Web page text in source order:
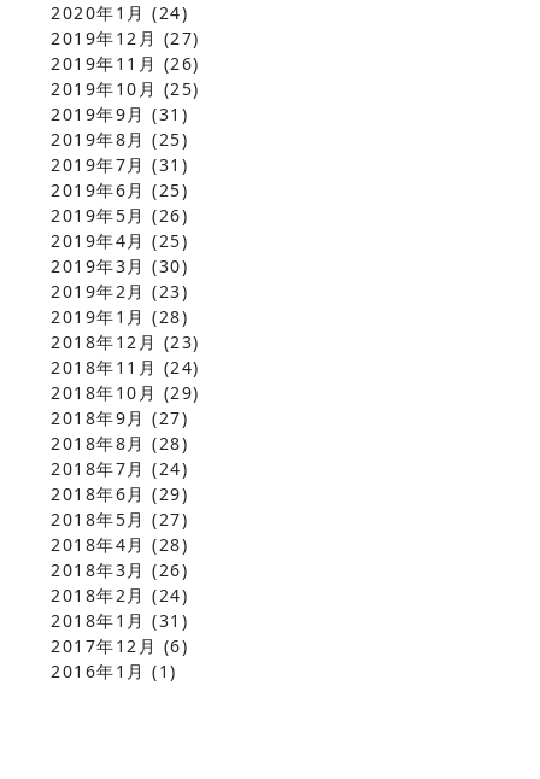
2020年1月 (24)
2019年12月 (27)
2019年11月 (26)
2019年10月 (25)
2019年9月 (31)
2019年8月 (25)
2019年7月 (31)
2019年6月 (25)
2019年5月 (26)
2019年4月 (25)
2019年3月 (30)
2019年2月 (23)
2019年1月 (28)
2018年12月 (23)
2018年11月 (24)
2018年10月 (29)
2018年9月 (27)
2018年8月 (28)
2018年7月 (24)
2018年6月 (29)
2018年5月 (27)
2018年4月 (28)
2018年3月 (26)
2018年2月 (24)
2018年1月 (31)
2017年12月 (6)
2016年1月 (1)